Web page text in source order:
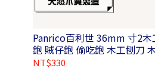
Panrico百利世 36mm 寸2
鉋 賊仔鉋 偷吃鉋 木工刨刀
N036100
NT$330